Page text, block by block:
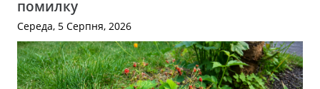
помилку
Середа, 5 Серпня, 2026